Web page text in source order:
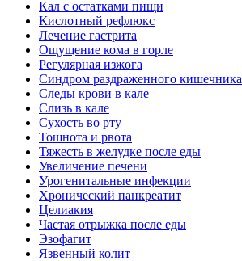
Кал с остатками пищи
Кислотный рефлюкс
Лечение гастрита
Ощущение кома в горле
Регулярная изжога
Синдром раздраженного кишечника
Следы крови в кале
Слизь в кале
Сухость во рту
Тошнота и рвота
Тяжесть в желудке после еды
Увеличение печени
Урогенитальные инфекции
Хронический панкреатит
Целиакия
Частая отрыжка после еды
Эзофагит
Язвенный колит